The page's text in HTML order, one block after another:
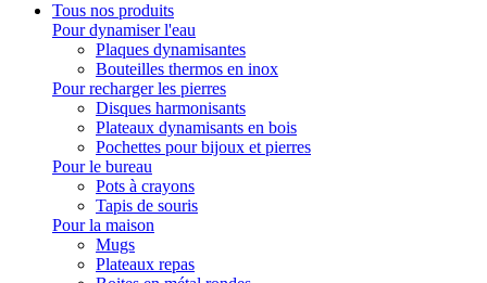
Tous nos produits
Pour dynamiser l'eau
Plaques dynamisantes
Bouteilles thermos en inox
Pour recharger les pierres
Disques harmonisants
Plateaux dynamisants en bois
Pochettes pour bijoux et pierres
Pour le bureau
Pots à crayons
Tapis de souris
Pour la maison
Mugs
Plateaux repas